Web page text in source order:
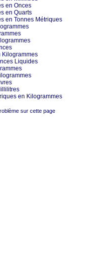
en Onces
en Quarts
en Tonnes Métriques
Kilogrammes
Liquides
en Kilogrammes
sur cette page